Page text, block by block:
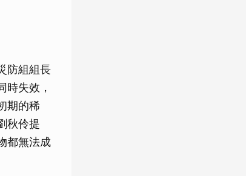
防組組長
時失效，
期的稀
秋伶提
都無法成